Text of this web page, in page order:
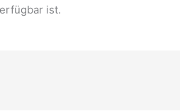
ist.